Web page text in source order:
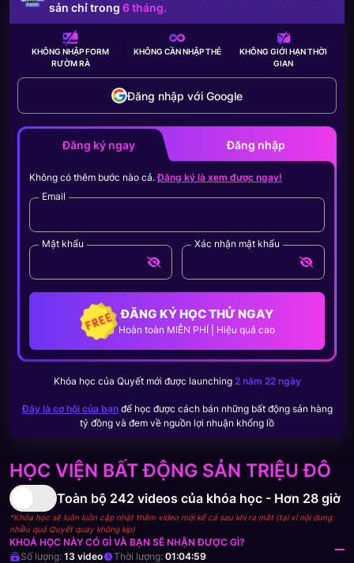
HỌC VIỆN BẤT ĐỘNG SẢN TRIỆU ĐÔ
Toàn bộ 242 videos của khóa học - Hơn 28 giờ
*Khóa học sẽ luôn luôn cập nhật thêm video mới kể cả sau khi ra mắt (tại vì nội dung
nhiều quá Quyết quay không kịp)
KHOÁ HỌC NÀY CÓ GÌ VÀ BẠN SẼ NHẬN ĐƯỢC GÌ?
Số lượng: 13 video Thời lượng: 01:04:59
sản chỉ trong 6 tháng.
KHÔNG NHẬP FORM
RƯỜM RÀ
KHÔNG CẦNNHẬP THẺ KHÔNG GIỚI HẠNTHỜI
GIAN
Đăng nhập với Google
Đăng ký ngay Đăng nhập
Không có thêm bước nào cả.Đăng ký là xem được ngay!
Email
Mật khẩu Xác nhận mật khẩu
ĐĂNG KÝ HỌC THỬ NGAY
Hoàn toàn MIỄN PHÍ | Hiệu quả cao
Khóa học của Quyếtmới được launching 2 năm 22 ngày
Đây là cơ hội của bạnđể học được cách bán những bất động sản hàng
tỷ đồng và đem về nguồn lợi nhuận khổng lồ